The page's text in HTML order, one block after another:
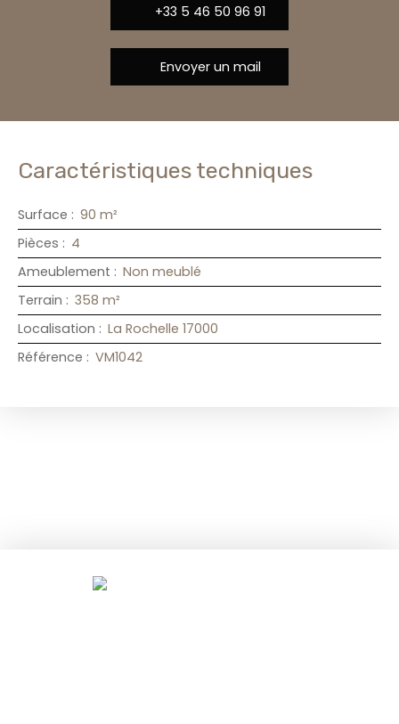
+33 5 46 50 96 91
Envoyer un mail
Caractéristiques techniques
Surface : 90 m²
Pièces : 4
Ameublement : Non meublé
Terrain : 358 m²
Localisation : La Rochelle 17000
Référence : VM1042